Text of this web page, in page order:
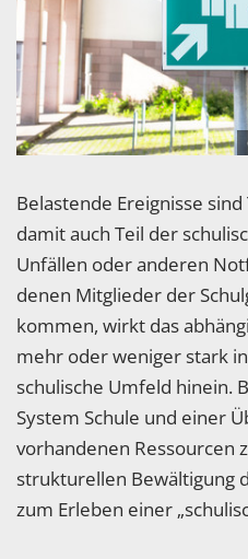
Belastende Ereignisse
damit auch Teil der
Unfällen oder anderen
denen Mitglieder der
kommen, wirkt das
mehr oder weniger stark
schulische Umfeld hinein.
System Schule und einer
vorhandenen Ressourcen
strukturellen Bewältigung
zum Erleben einer